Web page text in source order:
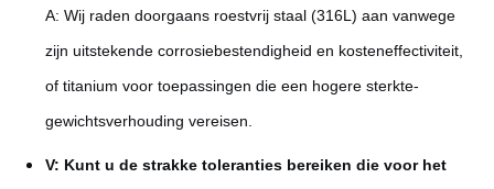
A: Wij raden doorgaans roestvrij staal (316L) aan vanwege
zijn uitstekende corrosiebestendigheid en kosteneffectiviteit,
of titanium voor toepassingen die een hogere sterkte-
gewichtsverhouding vereisen.
V: Kunt u de strakke toleranties bereiken die voor het